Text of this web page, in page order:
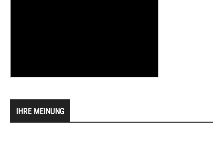
IHRE MEINUNG